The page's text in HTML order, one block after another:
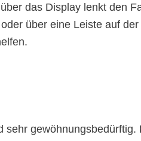
das Display lenkt den
über eine Leiste auf